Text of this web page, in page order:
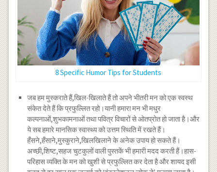
8 Specific Humor Tips for Students
जब हम मुस्कराते हैं,खिल-खिलाते हैं तो अपने भीतरी मन को एक स्वस्थ
संकेत देते हैं कि प्रफुल्लित रहो।यानी हमारा मन भी मधुर
कल्पनाओं,शुभकामनाओं तथा पवित्र विचारों से ओतप्रोत हो जाता है।और
ये सब हमारे मानसिक स्वास्थ्य को उत्तम स्थिति में रखते हैं।
हँसने,हँसाने,मुस्कुराने,खिलखिलाने के अनेक उपाय हो सकते हैं।
अच्छी,शिष्ट,सहज चुटकुलों वाली पुस्तकें भी हमारी मदद करती हैं।हास-
परिहास व्यक्ति के मन को खुशी से प्रफुल्लित कर देता है और शायद इसी